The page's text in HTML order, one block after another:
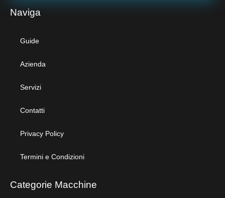
Naviga
Guide
Azienda
Servizi
Contatti
Privacy Policy
Termini e Condizioni
Categorie Macchine